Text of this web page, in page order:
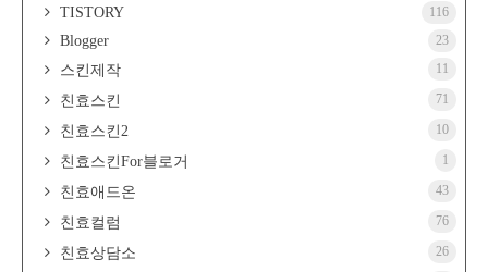
TISTORY 116
Blogger 23
스킨제작 11
친효스킨 71
친효스킨2 10
친효스킨For블로거 1
친효애드온 43
친효컬럼 76
친효상담소 26